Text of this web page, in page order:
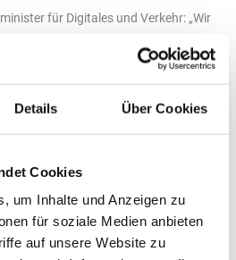
Details Über Cookies
Cookies
um Inhalte und Anzeigen zu
für soziale Medien anbieten
auf unsere Website zu
für Digitales und Verkehr: „Wir
in die Fläche zu bringen,
Wettbewerb Anreize für den Aufbau
Diese Erfolgsgeschichte
HyPerformer-Regionen fort.
In diesen Regionen haben sich
und Projekte etabliert. Im
um den Rollout der Technologie und
mit unserer Förderung wollen wir